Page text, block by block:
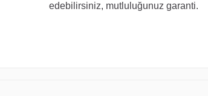
edebilirsiniz, mutluluğunuz garanti.